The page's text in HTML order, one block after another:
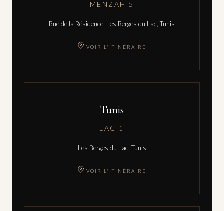
MENZAH 5
Rue de la Résidence, Les Berges du Lac, Tunis
VOIR L'ITINÉRAIRE
Tunis
LAC 1
Les Berges du Lac, Tunis
VOIR L'ITINÉRAIRE